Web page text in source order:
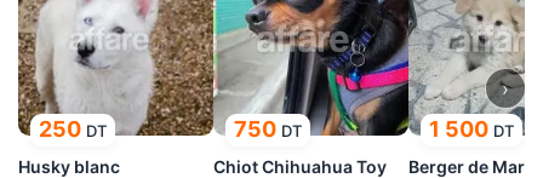
250 DT
Husky blanc
750 DT
Chiot Chihuahua Toy
1 500 DT
Berger de
›